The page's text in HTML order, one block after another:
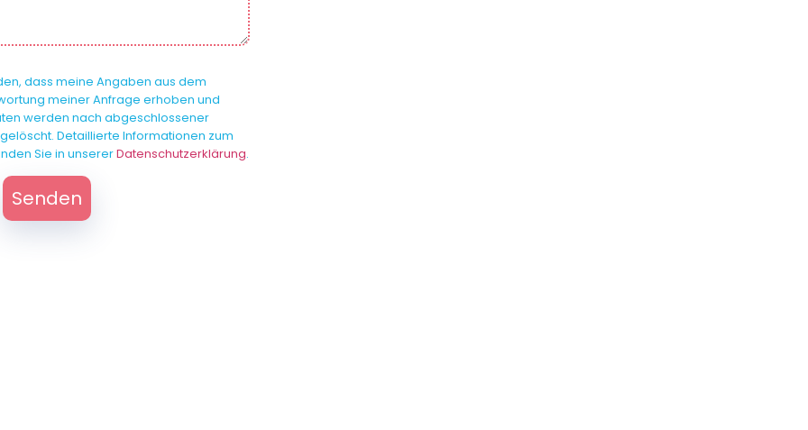
dass meine Angaben aus dem
meiner Anfrage erhoben und
werden nach abgeschlossener
Detaillierte Informationen zum
Sie in unsererDatenschutzerklärung.